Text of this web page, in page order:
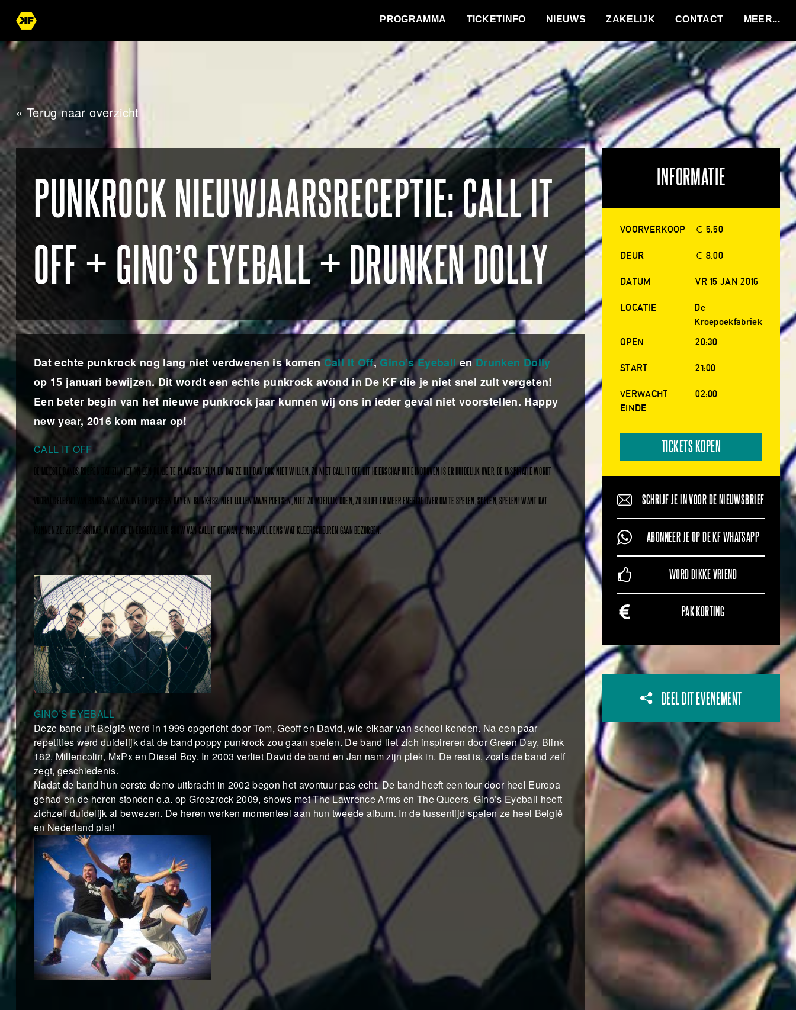
PROGRAMMA TICKETINFO NIEUWS ZAKELIJK CONTACT
« Terug naar overzicht
PUNKROCK NIEUWJAARSRECEPTIE: CALL IT
OFF + GINO’S EYEBALL + DRUNKEN DOLLY
Dat echte punkrock nog lang niet verdwenen is komenCall It Off,Gino’s EyeballenDrunken Dolly
op 15 januari bewijzen. Dit wordt een echte punkrock avond in De KF die je niet snel zult vergeten!
Een beter begin van het nieuwe punkrock jaar kunnen wij ons in ieder geval niet voorstellen. Happy
new year, 2016 kom maar op!
CALL IT OFF
DE MEESTE BANDS ROEPEN DAT ZIJ NIET ‘IN EEN HOKJE TE PLAATSEN’ ZIJN EN DAT ZE DIT DAN OOK NIET WILLEN. ZO NIET CALL IT OFF. DIT HEERSCHAP UIT EINDHOVEN IS ER DUIDELIJK OVER, DE INSPIRATIE WORDT
VOORAL GELEEND VAN BANDS ALS ALKALINE TRIO, GREEN DAY EN BLINK-182. NIET LULLEN MAAR POETSEN, NIET ZO MOEILIJK DOEN, ZO BLIJFT ER MEER ENERGIE OVER OM TE SPELEN, SPELEN, SPELEN! WANT DAT
KUNNEN ZE. ZET JE SCHRAP, WANT DE ENERGIEKE LIVE SHOW VAN CALL IT OFF KAN JE NOG WEL EENS WAT KLEERSCHEUREN GAAN BEZORGEN.
GINO’S EYEBALL
Deze band uit België werd in 1999 opgericht door Tom, Geoff en David, wie elkaar van school kenden. Na een paar
repetities werd duidelijk dat de band poppy punkrock zou gaan spelen. De band liet zich inspireren door Green Day, Blink
182, Millencolin, MxPx en Diesel Boy. In 2003 verliet David de band en Jan nam zijn plek in. De rest is, zoals de band zelf
zegt, geschiedenis.
Nadat de band hun eerste demo uitbracht in 2002 begon het avontuur pas echt. De band heeft een tour door heel Europa
gehad en de heren stonden o.a. op Groezrock 2009, shows met The Lawrence Arms en The Queers. Gino’s Eyeball heeft
zichzelf duidelijk al bewezen. De heren werken momenteel aan hun tweede album. In de tussentijd spelen ze heel België
en Nederland plat!
INFORMATIE
VOORVERKOOP € 5.50
DEUR € 8.00
DATUM VR 15 JAN 2016
LOCATIE
De
Kroepoekfabriek
OPEN
20:30
START 21:00
VERWACHT
EINDE
02:00
TICKETS KOPEN
SCHRIJF JE IN VOOR DE NIEUWSBRIEF
ABONNEER JE OP DE KF WHATSAPP
WORD DIKKE VRIEND
PAK KORTING
DEEL DIT EVENEMENT